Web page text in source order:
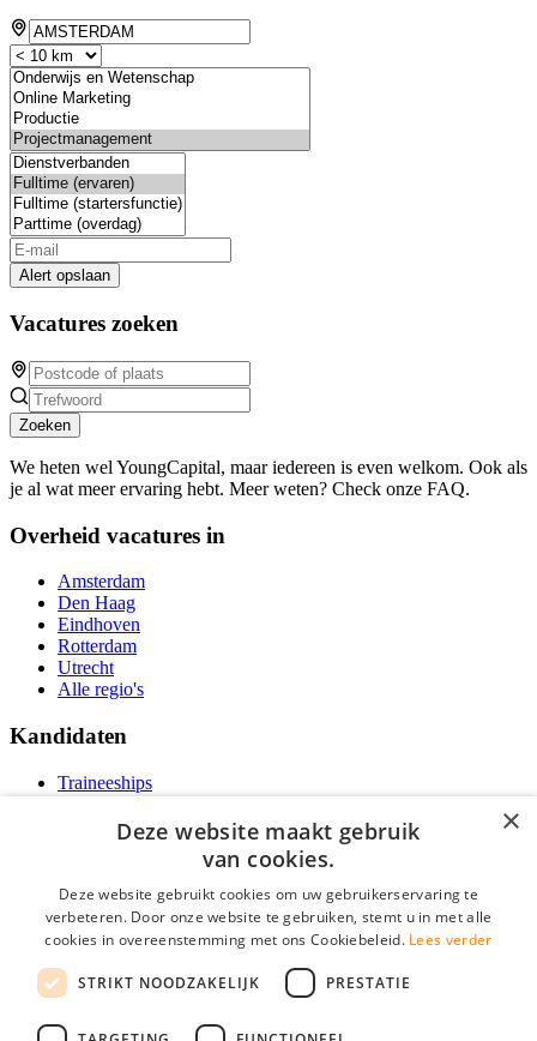
Alert opslaan
Vacatures zoeken
Zoeken
We heten wel YoungCapital, maar iedereen is even welkom. Ook als
je al wat meer ervaring hebt. Meer weten? Check onze FAQ.
Overheid vacatures in
Amsterdam
Den Haag
Eindhoven
Rotterdam
Utrecht
Alle regio's
Kandidaten
Traineeships
Over Vacatures Overheid Online
YoungCapital IOS App
YoungCapital Android App
Werkgevers
Hoofdkantoor Hoofddorp
Social
×
Deze website maakt gebruik
van cookies.
Deze website gebruikt cookies om uw gebruikerservaring te
verbeteren. Door onze website te gebruiken, stemt u in met alle
cookies in overeenstemming met ons Cookiebeleid. Lees verder
STRIKT NOODZAKELIJK PRESTATIE